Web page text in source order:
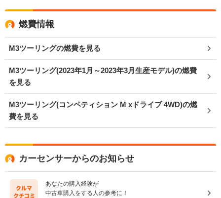
燃費情報
M3ツーリングの燃費を見る
M3ツーリング(2023年1月～2023年3月生産モデル)の燃費
を見る
M3ツーリング(コンペティション M xドライブ 4WD)の燃
費を見る
カーセンサーからのお知らせ
あなたの購入経験が
中古車購入をする人の参考に！